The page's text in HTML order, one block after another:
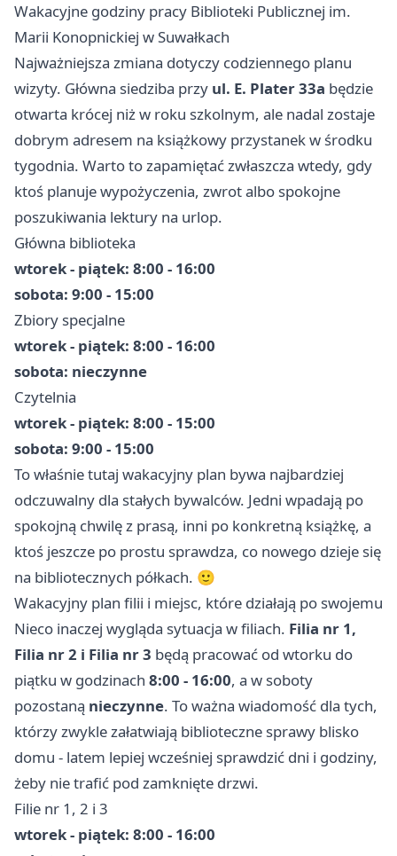
Wakacyjne godziny pracy Biblioteki Publicznej im.
Marii Konopnickiej w Suwałkach
Najważniejsza zmiana dotyczy codziennego planu
wizyty. Główna siedziba przy ul. E. Plater 33a będzie
otwarta krócej niż w roku szkolnym, ale nadal zostaje
dobrym adresem na książkowy przystanek w środku
tygodnia. Warto to zapamiętać zwłaszcza wtedy, gdy
ktoś planuje wypożyczenia, zwrot albo spokojne
poszukiwania lektury na urlop.
Główna biblioteka
wtorek - piątek: 8:00 - 16:00
sobota: 9:00 - 15:00
Zbiory specjalne
wtorek - piątek: 8:00 - 16:00
sobota: nieczynne
Czytelnia
wtorek - piątek: 8:00 - 15:00
sobota: 9:00 - 15:00
To właśnie tutaj wakacyjny plan bywa najbardziej
odczuwalny dla stałych bywalców. Jedni wpadają po
spokojną chwilę z prasą, inni po konkretną książkę, a
ktoś jeszcze po prostu sprawdza, co nowego dzieje się
na bibliotecznych półkach. 🙂
Wakacyjny plan filii i miejsc, które działają po swojemu
Nieco inaczej wygląda sytuacja w filiach. Filia nr 1,
Filia nr 2 i Filia nr 3 będą pracować od wtorku do
piątku w godzinach 8:00 - 16:00, a w soboty
pozostaną nieczynne. To ważna wiadomość dla tych,
którzy zwykle załatwiają biblioteczne sprawy blisko
domu - latem lepiej wcześniej sprawdzić dni i godziny,
żeby nie trafić pod zamknięte drzwi.
Filie nr 1, 2 i 3
wtorek - piątek: 8:00 - 16:00